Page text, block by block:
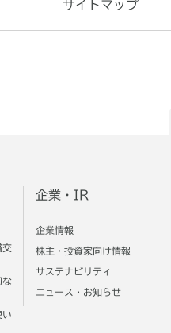
サイトマップ
交
な
い
企業・IR
企業情報
株主・投資家向け情報
サステナビリティ
ニュース・お知らせ